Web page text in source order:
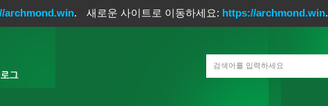
archmond.win. 새로운 사이트로 이동하세요: https://archmond.win.